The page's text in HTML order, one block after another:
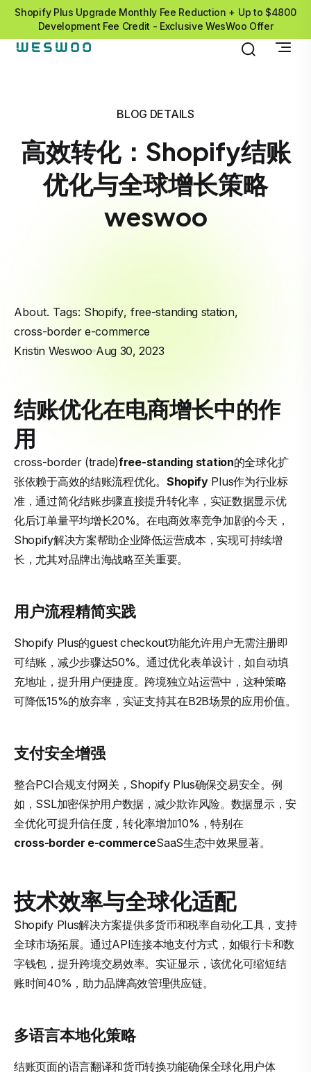
Shopify Plus Upgrade Monthly Fee Reduction + Up to $4800
Development Fee Credit - Exclusive WesWoo Offer
BLOG DETAILS
高效转化：Shopify结账
优化与全球增长策略
weswoo
About. Tags: Shopify, free-standing station,
cross-border e-commerce
Kristin Weswoo Aug 30, 2023
结账优化在电商增长中的作
用
cross-border (trade)free-standing station的全球化扩
张依赖于高效的结账流程优化。 ShopifyPlus作为行业标
准，通过简化结账步骤直接提升转化率，实证数据显示优
化后订单量平均增长20%。在电商效率竞争加剧的今天，
Shopify解决方案帮助企业降低运营成本，实现可持续增
长，尤其对品牌出海战略至关重要。
用户流程精简实践
Shopify Plus的guest checkout功能允许用户无需注册即
可结账，减少步骤达50%。通过优化表单设计，如自动填
充地址，提升用户便捷度。跨境独立站运营中，这种策略
可降低15%的放弃率，实证支持其在B2B场景的应用价值。
支付安全增强
整合PCI合规支付网关，Shopify Plus确保交易安全。例
如，SSL加密保护用户数据，减少欺诈风险。数据显示，安
全优化可提升信任度，转化率增加10%，特别在
cross-border e-commerceSaaS生态中效果显著。
技术效率与全球化适配
Shopify Plus解决方案提供多货币和税率自动化工具，支持
全球市场拓展。通过API连接本地支付方式，如银行卡和数
字钱包，提升跨境交易效率。实证显示，该优化可缩短结
账时间40%，助力品牌高效管理供应链。
多语言本地化策略
结账页面的语言翻译和货币转换功能确保全球化用户体